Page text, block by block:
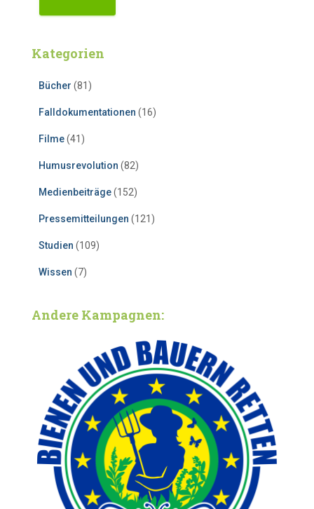
Kategorien
Bücher (81)
Falldokumentationen (16)
Filme(41)
Humusrevolution (82)
Medienbeiträge(152)
Pressemitteilungen (121)
Studien (109)
Wissen (7)
Andere Kampagnen: